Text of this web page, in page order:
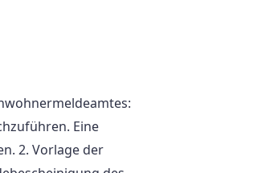
Eine
2. Vorlage der